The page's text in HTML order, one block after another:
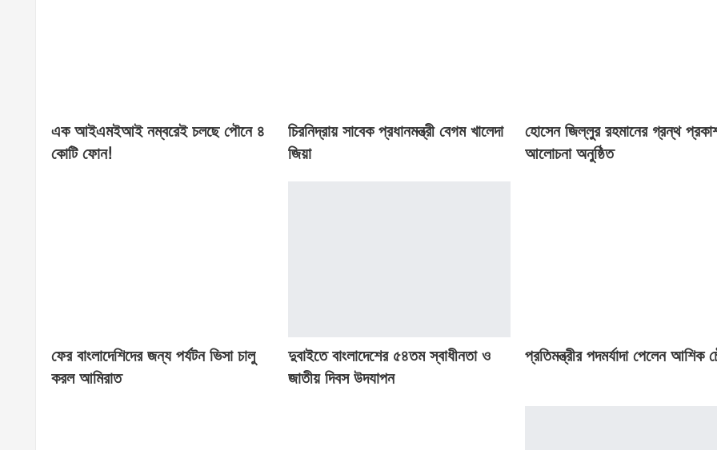
এক আইএমইআই নম্বরেই চলছে পৌনে ৪
কোটি ফোন!
চিরনিদ্রায় সাবেক প্রধানমন্ত্রী বেগম খালেদা
জিয়া
হোসেন জিল্লুর রহমানের গ্রন্থ
আলোচনা অনুষ্ঠিত
ফের বাংলাদেশিদের জন্য পর্যটন ভিসা চালু
করল আমিরাত
দুবাইতে বাংলাদেশের ৫৪তম স্বাধীনতা ও
জাতীয় দিবস উদযাপন
প্রতিমন্ত্রীর পদমর্যাদা পেলেন আশিক